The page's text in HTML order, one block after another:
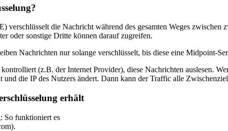
verschlüsselt die Nachricht während des gesamten Weges
oder sonstige Dritte können darauf zugreifen.
Nachrichten nur solange verschlüsselt, bis diese eine Midpoint-
(z.B. der Internet Provider), diese Nachrichten auslesen.
die IP des Nutzers ändert. Dann kann der Traffic alle
erhält